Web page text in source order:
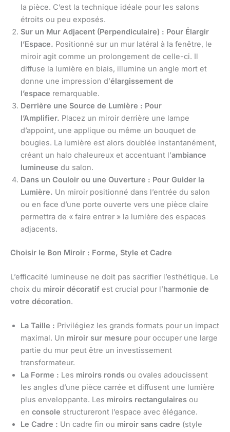
la pièce. C’est la technique idéale pour les salons
étroits ou peu exposés.
Sur un Mur Adjacent (Perpendiculaire) : Pour Élargir
l’Espace. Positionné sur un mur latéral à la fenêtre, le
miroir agit comme un prolongement de celle-ci. Il
diffuse la lumière en biais, illumine un angle mort et
donne une impression d’élargissement de
l’espace remarquable.
Derrière une Source de Lumière : Pour
l’Amplifier. Placez un miroir derrière une lampe
d’appoint, une applique ou même un bouquet de
bougies. La lumière est alors doublée instantanément,
créant un halo chaleureux et accentuant l’ambiance
lumineuse du salon.
Dans un Couloir ou une Ouverture : Pour Guider la
Lumière. Un miroir positionné dans l’entrée du salon
ou en face d’une porte ouverte vers une pièce claire
permettra de « faire entrer » la lumière des espaces
adjacents.
Choisir le Bon Miroir : Forme, Style et Cadre
L’efficacité lumineuse ne doit pas sacrifier l’esthétique. Le
choix du miroir décoratif est crucial pour l’harmonie de
votre décoration.
La Taille : Privilégiez les grands formats pour un impact
maximal. Un miroir sur mesure pour occuper une large
partie du mur peut être un investissement
transformateur.
La Forme : Les miroirs ronds ou ovales adoucissent
les angles d’une pièce carrée et diffusent une lumière
plus enveloppante. Les miroirs rectangulaires ou
en console structureront l’espace avec élégance.
Le Cadre : Un cadre fin ou miroir sans cadre (style